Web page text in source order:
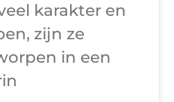
karakter en
zijn ze
in een